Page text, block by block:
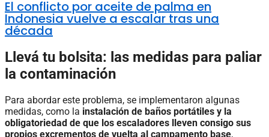
El conflicto por aceite de palma en
Indonesia vuelve a escalar tras una
década
Llevá tu bolsita: las medidas para paliar
la contaminación
Para abordar este problema, se implementaron algunas
medidas, como la instalación de baños portátiles y la
obligatoriedad de que los escaladores lleven consigo sus
propios excrementos de vuelta al campamento base,